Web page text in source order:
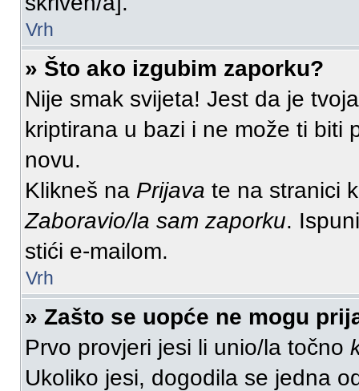
Vrh
» Što ako izgubim zaporku?
Nije smak svijeta! Jest da je
kriptirana u bazi i ne može ti biti
novu.
Klikneš na Prijava te na stranici
Zaboravio/la sam zaporku.
stići e-mailom.
Vrh
» Zašto se uopće ne mogu
Prvo provjeri jesi li unio/la točno
Ukoliko jesi, dogodila se jedna